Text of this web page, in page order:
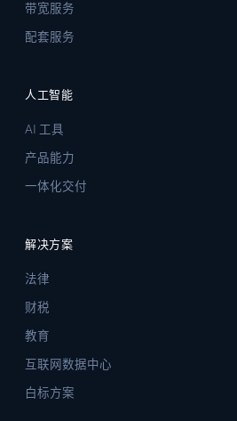
带宽服务
配套服务
人工智能
AI 工具
产品能力
一体化交付
解决方案
法律
财税
教育
互联网数据中心
白标方案